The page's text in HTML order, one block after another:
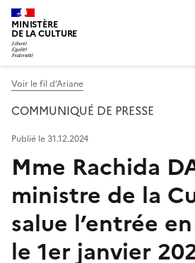
MINISTÈRE
DE LA CULTURE
Voir le fil d’Ariane
COMMUNIQUÉ DE PRESSE
Mme Rachida
ministre de la
salue l’entrée
le 1er janvier
Publié le 31.12.2024